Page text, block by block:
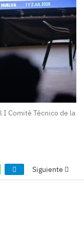
I Comité Técnico de la
Siguiente